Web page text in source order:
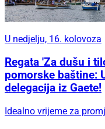
U nedjelju, 16. kolovoza
Regata 'Za dušu i
pomorske baštine:
delegacija iz Gaete!
Idealno vrijeme za